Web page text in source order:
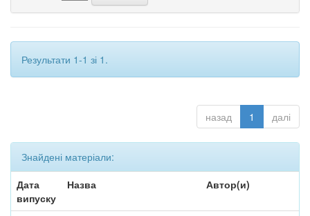
Результати 1-1 зі 1.
назад 1 далі
Знайдені матеріали:
Дата
випуску
Назва Автор(и)